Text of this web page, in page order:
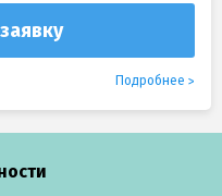
Подробнее